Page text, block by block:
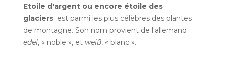
Etoile d'argent ou encore étoile des
glaciers est parmi les plus célèbres des plantes
de montagne. Son nom provient de l'allemand
edel, « noble », et weiß, « blanc ».